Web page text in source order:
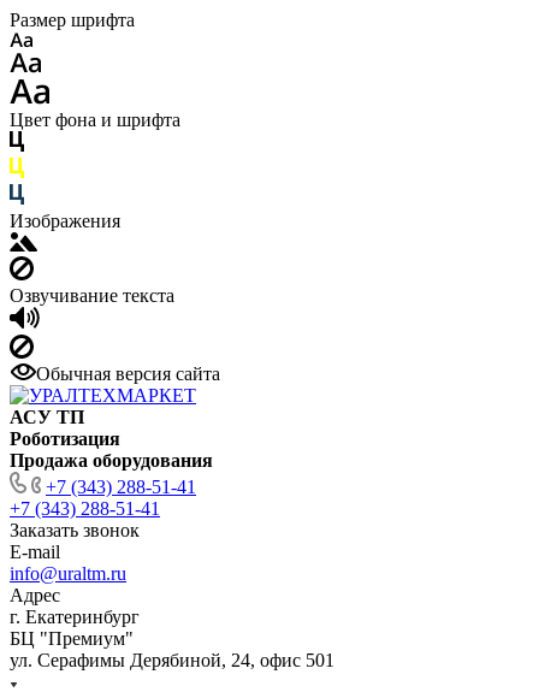
Размер шрифта
Цвет фона и шрифта
Изображения
Озвучивание текста
Обычная версия сайта
АСУ ТП
Роботизация
Продажа оборудования
+7 (343) 288-51-41
+7 (343) 288-51-41
Заказать звонок
E-mail
info@uraltm.ru
Адрес
г. Екатеринбург
БЦ "Премиум"
ул. Серафимы Дерябиной, 24, офис 501